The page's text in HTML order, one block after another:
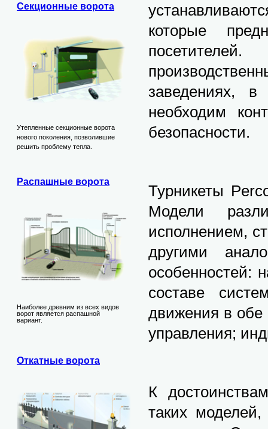
Секционные ворота
Утепленные секционные ворота
нового поколения, позволившие
решить проблему тепла.
Распашные ворота
Наиболее древним из всех видов
ворот является распашной
вариант.
Откатные ворота
которые
заведениях,
необходим
безопасности.
Турникеты
Модели
исполнением,
другими
особенностей:
составе
движения в обе
управления;
К
таких моделей,